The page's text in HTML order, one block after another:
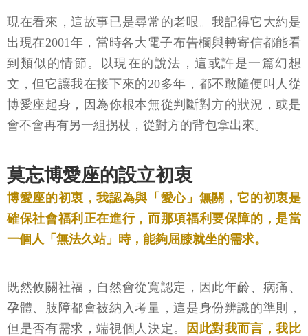
現在看來，這故事已是尋常的老哏。我記得它大約是
出現在2001年，當時各大電子布告欄與轉寄信都能看
到類似的情節。以現在的說法，這或許是一篇幻想
文，但它讓我在接下來的20多年，都不敢隨便叫人從
博愛座起身，因為你根本無從判斷對方的狀況，或是
會不會再有另一組拐杖，從對方的背包拿出來。
莫忘博愛座的設立初衷
博愛座的初衷，我認為與「愛心」無關，它的初衷是
確保社會福利正在進行，而那項福利要保障的，是當
一個人「無法久站」時，能夠屈膝就坐的需求。
既然攸關社福，自然會從寬認定，因此年齡、病痛、
孕體、肢障都會被納入考量，這是身份辨識的準則，
但是否有需求，端視個人決定。
因此對我而言，我比